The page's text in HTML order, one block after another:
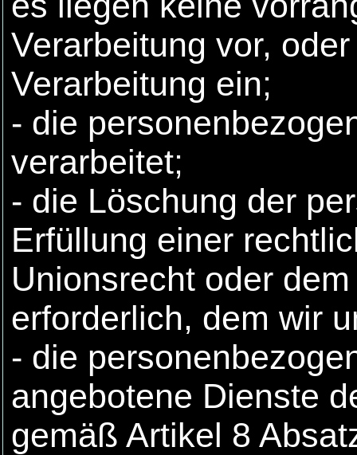
Verarbeitung vor,
Verarbeitung ein;
- die
verarbeitet;
- die Löschung der
Erfüllung einer
Unionsrecht oder
erforderlich, dem wir
- die
angebotene Dienste
gemäß Artikel 8